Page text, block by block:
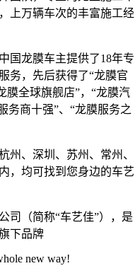
上万辆车次的丰富施工经
国龙膜车主提供了18年专
务，先后获得了“龙膜官
膜全球旗舰店”，“龙膜汽
务商十强”、“龙膜服务之
州、深圳、苏州、常州、
，均可找到您身边的车艺
司（简称“车艺佳”），是
下品牌
new way!